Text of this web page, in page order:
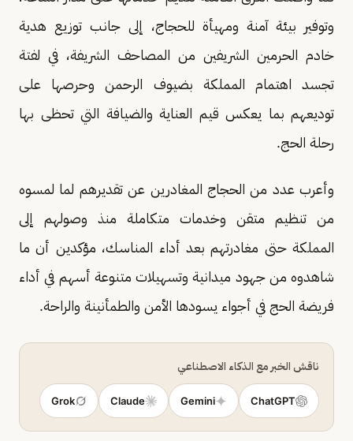
وتوفير بيئة آمنة ومهيأة للحجاج، إلى جانب توزيع هدية
خادم الحرمين الشريفين من المصاحف الشريفة، في لفتة
تجسد اهتمام المملكة بضيوف الرحمن وحرصها على
توديعهم بما يعكس قيم العناية والضيافة التي تحظى بها
رحلة الحج.
وأعرب عدد من الحجاج المغادرين عن تقديرهم لما لمسوه
من تنظيم متقن وخدمات متكاملة منذ وصولهم إلى
المملكة حتى مغادرتهم بعد أداء المناسك، مؤكدين أن ما
شاهدوه من جهود ميدانية وتسهيلات متنوعة أسهم في أداء
فريضة الحج في أجواء يسودها الأمن والطمأنينة والراحة.
ناقش الخبر مع الذكاء الاصطناعي
ChatGPT
Gemini
Claude
Grok